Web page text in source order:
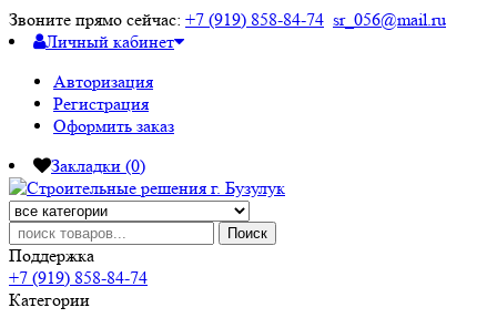
Звоните прямо сейчас: +7 (919) 858-84-74 sr_056@mail.ru
Личный кабинет
Авторизация
Регистрация
Оформить заказ
Закладки (0)
Поиск
Поддержка
+7 (919) 858-84-74
Категории